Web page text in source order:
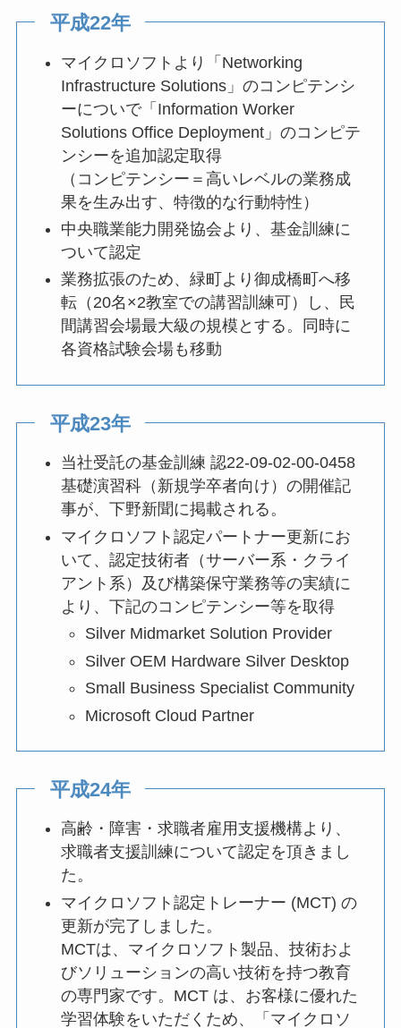
平成22年
マイクロソフトより「Networking
Infrastructure Solutions」のコンピテンシ
ーについで「Information Worker
Solutions Office Deployment」のコンピテ
ンシーを追加認定取得
（コンピテンシー＝高いレベルの業務成
果を生み出す、特徴的な行動特性）
中央職業能力開発協会より、基金訓練に
ついて認定
業務拡張のため、緑町より御成橋町へ移
転（20名×2教室での講習訓練可）し、民
間講習会場最大級の規模とする。同時に
各資格試験会場も移動
平成23年
当社受託の基金訓練 認22-09-02-00-0458
基礎演習科（新規学卒者向け）の開催記
事が、下野新聞に掲載される。
マイクロソフト認定パートナー更新にお
いて、認定技術者（サーバー系・クライ
アント系）及び構築保守業務等の実績に
より、下記のコンピテンシー等を取得
Silver Midmarket Solution Provider
Silver OEM Hardware Silver Desktop
Small Business Specialist Community
Microsoft Cloud Partner
平成24年
高齢・障害・求職者雇用支援機構より、
求職者支援訓練について認定を頂きまし
た。
マイクロソフト認定トレーナー (MCT) の
更新が完了しました。
MCTは、マイクロソフト製品、技術およ
びソリューションの高い技術を持つ教育
の専門家です。MCT は、お客様に優れた
学習体験をいただくため、「マイクロソ